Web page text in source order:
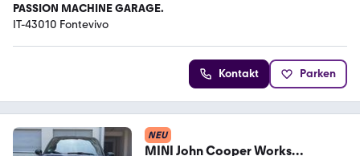
PASSION MACHINE GARAGE.
IT-43010 Fontevivo
Kontakt Parken
NEU
MINI John Cooper Works